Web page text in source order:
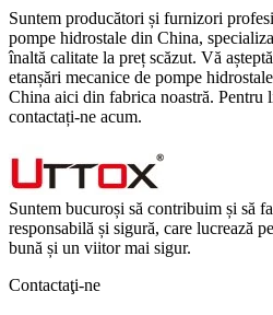
Suntem producători și furnizori
pompe hidrostale din China,
înaltă calitate la preț scăzut. Vă
etanșări mecanice de pompe
China aici din fabrica noastră. Pentru
contactați-ne acum.
Suntem bucuroși să contribuim și să
responsabilă și sigură, care lucrează
bună și un viitor mai sigur.
Contactaţi-ne